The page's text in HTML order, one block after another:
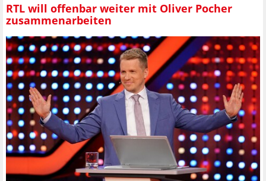
RTL will offenbar weiter mit Oliver Pocher
zusammenarbeiten